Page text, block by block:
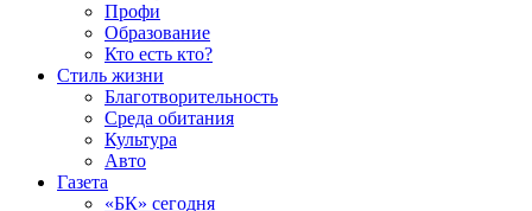
Профи
Образование
Кто есть кто?
Стиль жизни
Благотворительность
Среда обитания
Культура
Авто
Газета
«БК» сегодня